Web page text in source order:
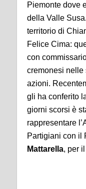
Piemonte dove
della Valle
territorio di
Felice Cima:
con
cremonesi nelle
azioni.
gli ha conferito
giorni scorsi è
rappresentare
Partigiani con il
Mattarella, per